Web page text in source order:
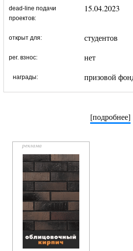
dead-line подачи
проектов:
15.04.2023
открыт для: студентов
рег. взнос: нет
награды: призовой
[подробнее]